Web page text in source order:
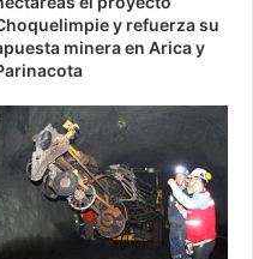
y refuerza su
minera en Arica y